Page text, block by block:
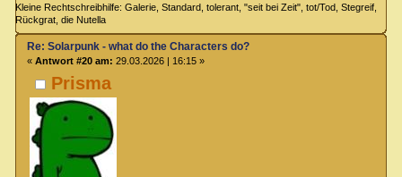
Kleine Rechtschreibhilfe: Galerie, Standard, tolerant, "seit bei Zeit", tot/Tod, Stegreif,
Rückgrat, die Nutella
Prisma
Re: Solarpunk - what do the Characters do?
« Antwort #20 am: 29.03.2026 | 16:15 »